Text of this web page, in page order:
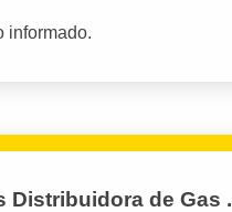
informado.
Distribuidora de Gas .